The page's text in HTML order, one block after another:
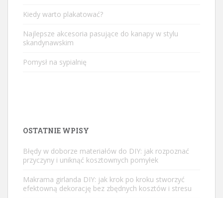
Kiedy warto plakatować?
Najlepsze akcesoria pasujące do kanapy w stylu
skandynawskim
Pomysł na sypialnię
OSTATNIE WPISY
Błędy w doborze materiałów do DIY: jak rozpoznać
przyczyny i uniknąć kosztownych pomyłek
Makrama girlanda DIY: jak krok po kroku stworzyć
efektowną dekorację bez zbędnych kosztów i stresu